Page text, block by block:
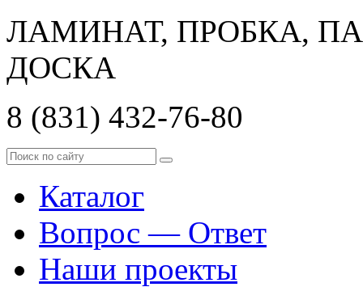
ЛАМИНАТ, ПРОБКА,
ДОСКА
8 (831) 432-76-80
Каталог
Вопрос — Ответ
Наши проекты